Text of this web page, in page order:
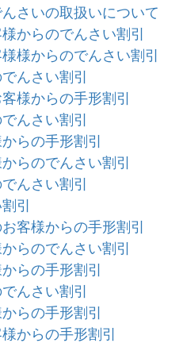
さいの取扱いについて
からのでんさい割引
様からのでんさい割引
んさい割引
様からの手形割引
んさい割引
らの手形割引
らのでんさい割引
んさい割引
引
客様からの手形割引
らのでんさい割引
らの手形割引
んさい割引
らの手形割引
からの手形割引